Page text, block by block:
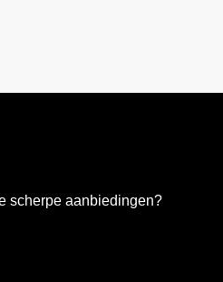
scherpe aanbiedingen?